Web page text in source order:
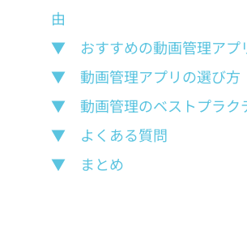
由
▼　おすすめの動画管理アプ
▼　動画管理アプリの選び方
▼　動画管理のベストプラク
▼　よくある質問
▼　まとめ